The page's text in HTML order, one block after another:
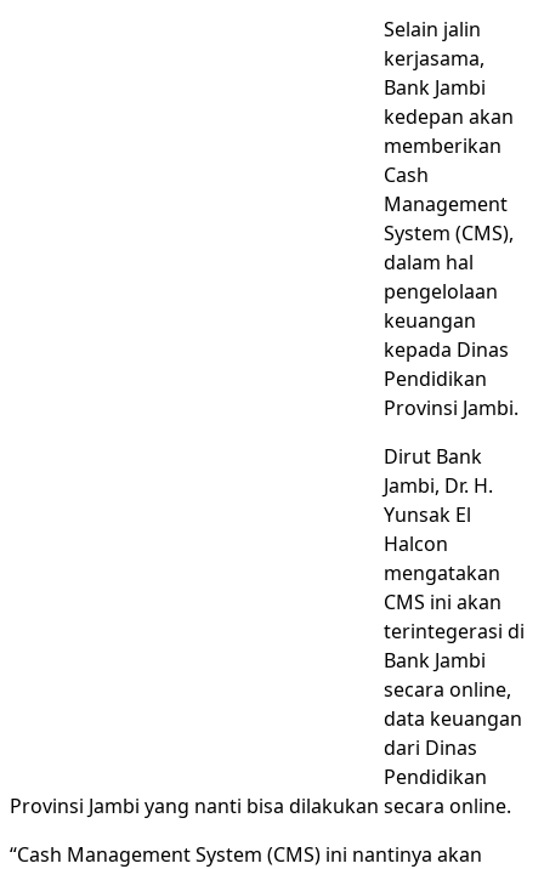
Selain jalin
kerjasama,
Bank Jambi
kedepan akan
memberikan
Cash
Management
System (CMS),
dalam hal
pengelolaan
keuangan
kepada Dinas
Pendidikan
Provinsi Jambi.
Dirut Bank
Jambi, Dr. H.
Yunsak El
Halcon
mengatakan
CMS ini akan
terintegerasi di
Bank Jambi
secara online,
data keuangan
dari Dinas
Pendidikan
Provinsi Jambi yang nanti bisa dilakukan secara online.
“Cash Management System (CMS) ini nantinya akan